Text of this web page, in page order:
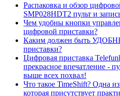
Распаковка и обзор
SMP028HDT2 пульт и
Чем удобны кнопки
цифровой приставки?
Каким должен быть
приставки?
Цифровая приставка
прекрасное впечатление -
выше всех похвал!
Что такое TimeShift? Одна
которая присутствует